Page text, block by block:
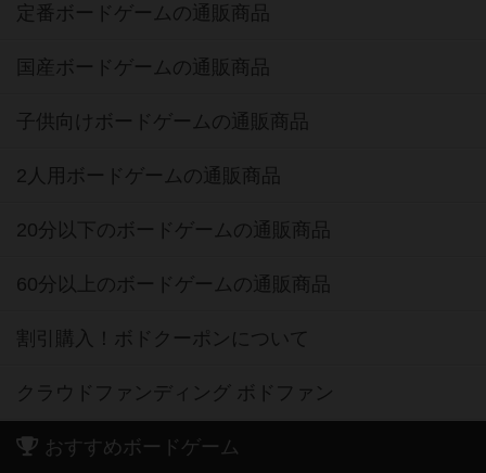
定番ボードゲームの通販商品
国産ボードゲームの通販商品
子供向けボードゲームの通販商品
2人用ボードゲームの通販商品
20分以下のボードゲームの通販商品
60分以上のボードゲームの通販商品
割引購入！ボドクーポンについて
クラウドファンディング ボドファン
おすすめボードゲーム